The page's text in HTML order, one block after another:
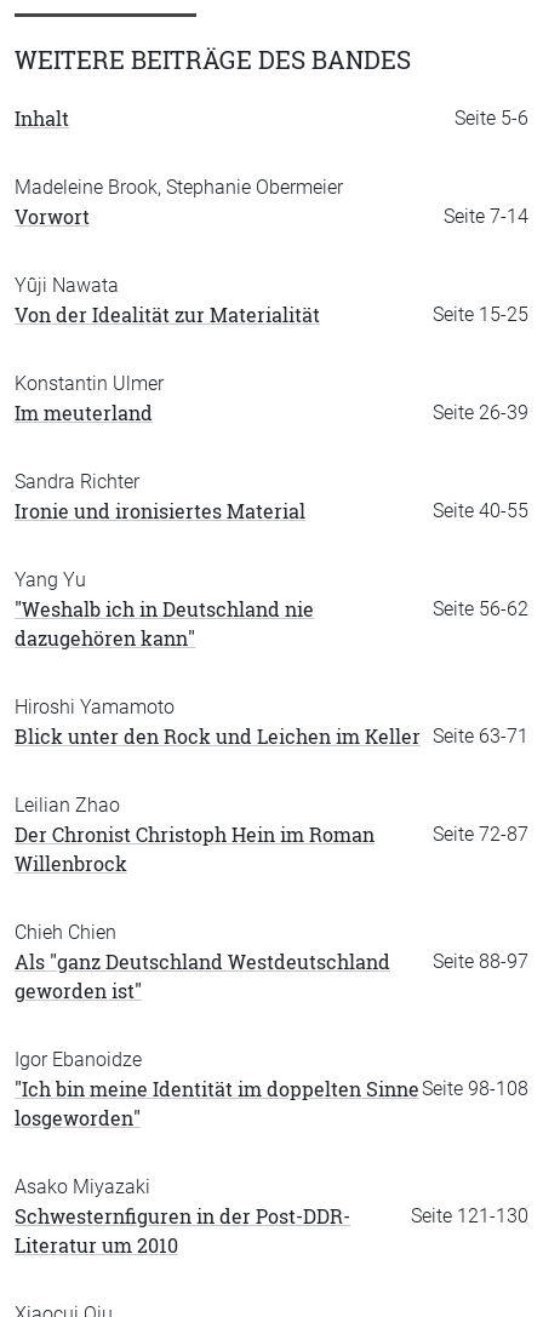
WEITERE BEITRÄGE DES BANDES
Seite 5-6
Inhalt
Madeleine Brook, Stephanie Obermeier
Seite 7-14
Vorwort
Yûji Nawata
Seite 15-25
Von der Idealität zur Materialität
Konstantin Ulmer
Seite 26-39
Im meuterland
Sandra Richter
Seite 40-55
Ironie und ironisiertes Material
Yang Yu
Seite 56-62
"Weshalb ich in Deutschland nie
dazugehören kann"
Hiroshi Yamamoto
Seite 63-71
Blick unter den Rock und Leichen im Keller
Leilian Zhao
Seite 72-87
Der Chronist Christoph Hein im Roman
Willenbrock
Chieh Chien
Seite 88-97
Als "ganz Deutschland Westdeutschland
geworden ist"
Igor Ebanoidze
Seite 98-108
"Ich bin meine Identität im doppelten Sinne
losgeworden"
Asako Miyazaki
Seite 121-130
Schwesternfiguren in der Post-DDR-
Literatur um 2010